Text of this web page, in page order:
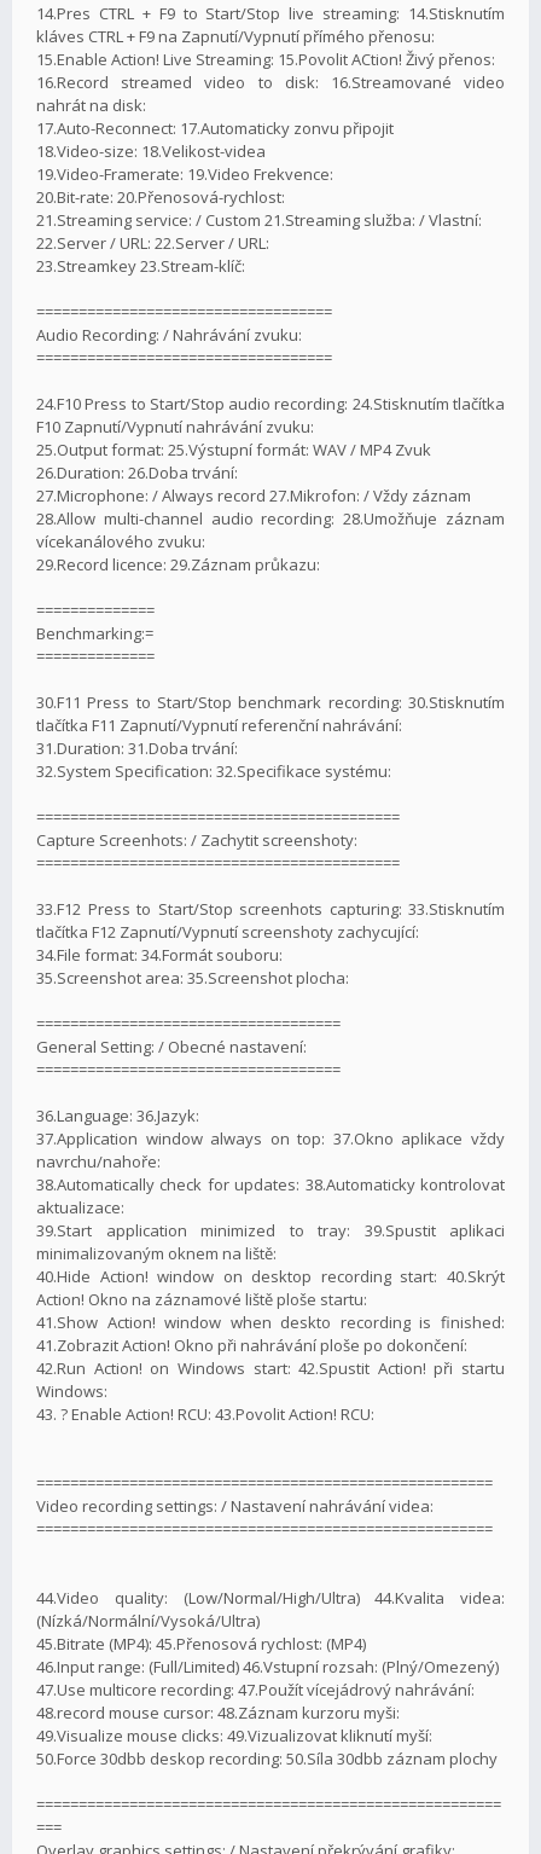
14.Pres CTRL + F9 to Start/Stop live streaming: 14.Stisknutím
kláves CTRL + F9 na Zapnutí/Vypnutí přímého přenosu:
15.Enable Action! Live Streaming: 15.Povolit ACtion! Živý přenos:
16.Record streamed video to disk: 16.Streamované video
nahrát na disk:
17.Auto-Reconnect: 17.Automaticky zonvu připojit
18.Video-size: 18.Velikost-videa
19.Video-Framerate: 19.Video Frekvence:
20.Bit-rate: 20.Přenosová-rychlost:
21.Streaming service: / Custom 21.Streaming služba: / Vlastní:
22.Server / URL: 22.Server / URL:
23.Streamkey 23.Stream-klíč:
===================================
Audio Recording: / Nahrávání zvuku:
===================================
24.F10 Press to Start/Stop audio recording: 24.Stisknutím tlačítka
F10 Zapnutí/Vypnutí nahrávání zvuku:
25.Output format: 25.Výstupní formát: WAV / MP4 Zvuk
26.Duration: 26.Doba trvání:
27.Microphone: / Always record 27.Mikrofon: / Vždy záznam
28.Allow multi-channel audio recording: 28.Umožňuje záznam
vícekanálového zvuku:
29.Record licence: 29.Záznam průkazu:
==============
Benchmarking:=
==============
30.F11 Press to Start/Stop benchmark recording: 30.Stisknutím
tlačítka F11 Zapnutí/Vypnutí referenční nahrávání:
31.Duration: 31.Doba trvání:
32.System Specification: 32.Specifikace systému:
===========================================
Capture Screenhots: / Zachytit screenshoty:
===========================================
33.F12 Press to Start/Stop screenhots capturing: 33.Stisknutím
tlačítka F12 Zapnutí/Vypnutí screenshoty zachycující:
34.File format: 34.Formát souboru:
35.Screenshot area: 35.Screenshot plocha:
====================================
General Setting: / Obecné nastavení:
====================================
36.Language: 36.Jazyk:
37.Application window always on top: 37.Okno aplikace vždy
navrchu/nahoře:
38.Automatically check for updates: 38.Automaticky kontrolovat
aktualizace:
39.Start application minimized to tray: 39.Spustit aplikaci
minimalizovaným oknem na liště:
40.Hide Action! window on desktop recording start: 40.Skrýt
Action! Okno na záznamové liště ploše startu:
41.Show Action! window when deskto recording is finished:
41.Zobrazit Action! Okno při nahrávání ploše po dokončení:
42.Run Action! on Windows start: 42.Spustit Action! při startu
Windows:
43. ? Enable Action! RCU: 43.Povolit Action! RCU:
======================================================
Video recording settings: / Nastavení nahrávání videa:
======================================================
44.Video quality: (Low/Normal/High/Ultra) 44.Kvalita videa:
(Nízká/Normální/Vysoká/Ultra)
45.Bitrate (MP4): 45.Přenosová rychlost: (MP4)
46.Input range: (Full/Limited) 46.Vstupní rozsah: (Plný/Omezený)
47.Use multicore recording: 47.Použít vícejádrový nahrávání:
48.record mouse cursor: 48.Záznam kurzoru myši:
49.Visualize mouse clicks: 49.Vizualizovat kliknutí myší:
50.Force 30dbb deskop recording: 50.Síla 30dbb záznam plochy
=======================================================
===